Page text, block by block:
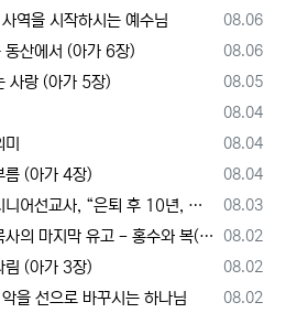
등록일
08.06
역을 시작하시는 예수님
등록일
08.06
동산에서 (아가 6장)
등록일
08.05
사랑 (아가 5장)
등록일
08.04
등록일
08.04
등록일
08.04
름 (아가 4장)
등록일
08.03
, “은퇴 후 10년, 시니어를 다시 선교사로 세우는 사역에 헌신”
등록일
08.02
의 마지막 유고 - 홍수와 복(福) 자(字)
등록일
08.02
림 (아가 3장)
등록일
08.02
을 선으로 바꾸시는 하나님